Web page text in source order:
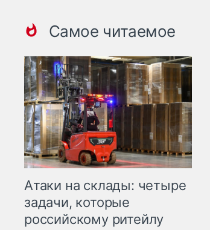
Самое читаемое
Атаки на склады: четыре
задачи, которые
российскому ритейлу